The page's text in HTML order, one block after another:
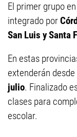
El primer grupo
integrado por
San Luis y Santa
En estas
extenderán desde
julio. Finalizado
clases para
escolar.